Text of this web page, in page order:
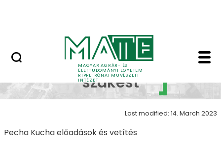
MAGYAR AGRÁR- ÉS
ÉLETTUDOMÁNYI EGYETEM
RIPPL-RÓNAI MŰVÉSZETI
INTÉZET
Galéria 2022 - 5 -
Mozgókép
szakest
Last modified: 14. March 2023
Pecha Kucha előadások és vetítés